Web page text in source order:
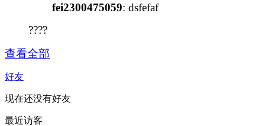
fei2300475059: dsfefaf
????
查看全部
好友
现在还没有好友
最近访客